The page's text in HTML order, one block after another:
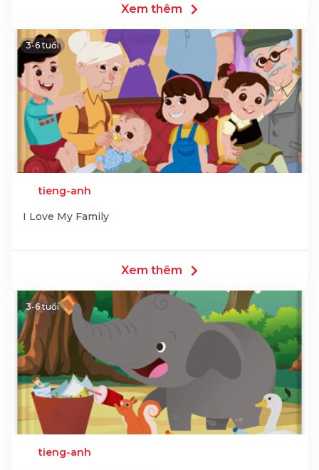
Xem thêm
3-6 tuổi
tieng-anh
I Love My Family
Xem thêm
3-6 tuổi
tieng-anh